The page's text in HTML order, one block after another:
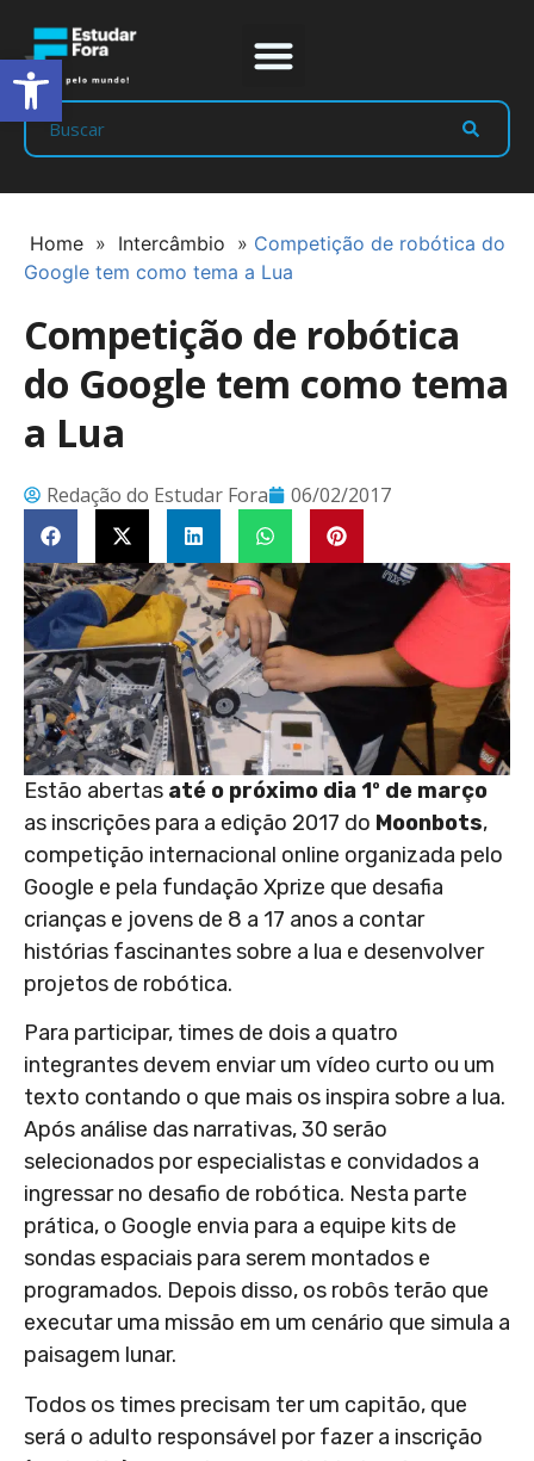
Home » Intercâmbio » Competição de robótica do
Google tem como tema a Lua
Competição de robótica
do Google tem como tema
a Lua
Redação do Estudar Fora 06/02/2017
Estão abertas até o próximo dia 1º de março
as inscrições para a edição 2017 do Moonbots,
competição internacional online organizada pelo
Google e pela fundação Xprize que desafia
crianças e jovens de 8 a 17 anos a contar
histórias fascinantes sobre a lua e desenvolver
projetos de robótica.
Para participar, times de dois a quatro
integrantes devem enviar um vídeo curto ou um
texto contando o que mais os inspira sobre a lua.
Após análise das narrativas, 30 serão
selecionados por especialistas e convidados a
ingressar no desafio de robótica. Nesta parte
prática, o Google envia para a equipe kits de
sondas espaciais para serem montados e
programados. Depois disso, os robôs terão que
executar uma missão em um cenário que simula a
paisagem lunar.
Todos os times precisam ter um capitão, que
será o adulto responsável por fazer a inscrição
Abrir a barra de ferramentas